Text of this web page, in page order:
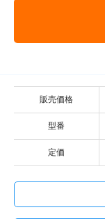
販売価格
型番
定価